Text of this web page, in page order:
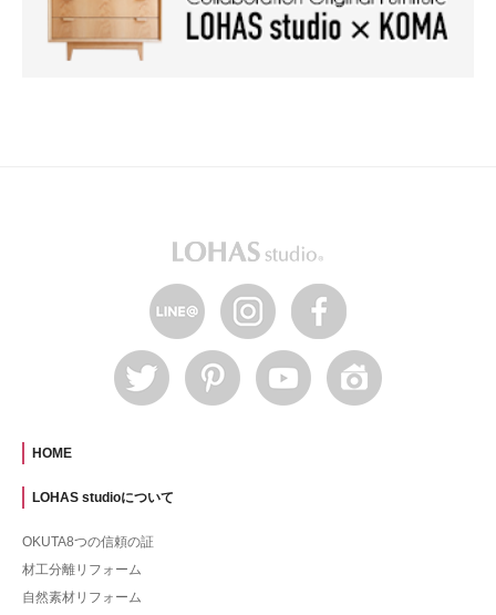
HOME
LOHAS studioについて
OKUTA8つの信頼の証
材工分離リフォーム
自然素材リフォーム